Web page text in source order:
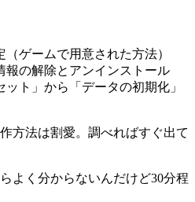
ゲームで用意された方法）
報の解除とアンインストール
ット」から「データの初期化」
方法は割愛。調べればすぐ出て
よく分からないんだけど30分程